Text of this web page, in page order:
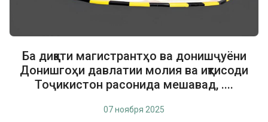
Ба диққати магистрантҳо ва донишҷуёни
Донишгоҳи давлатии молия ва иқтисоди
Тоҷикистон расонида мешавад, ....
07 ноября 2025